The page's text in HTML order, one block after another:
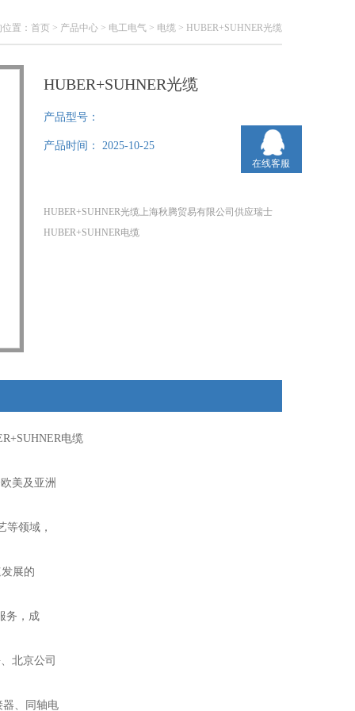
置： 首页 > 产品中心 > 电工电气 > 电缆 > HUBER+SUHNER光缆
HUBER+SUHNER光缆
产品型号：
产品时间： 2025-10-25
HUBER+SUHNER光缆上海秋腾贸易有限公司供应瑞士
HUBER+SUHNER电缆
电缆
美及亚洲
等领域，
展的
务，成
北京公司
器、同轴电
在线客服